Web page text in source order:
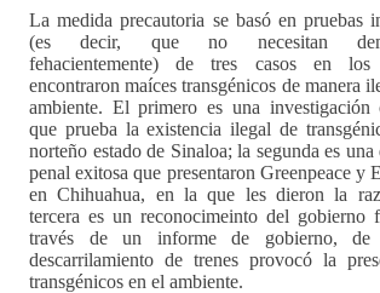
La medida precautoria se basó en pruebas
(es decir, que no necesitan
fehacientemente) de tres casos en
encontraron maíces transgénicos de manera
ambiente. El primero es una investigación
que prueba la existencia ilegal de
norteño estado de Sinaloa; la segunda es una
penal exitosa que presentaron Greenpeace y
en Chihuahua, en la que les dieron la
tercera es un reconocimeinto del gobierno
través de un informe de gobierno,
descarrilamiento de trenes provocó la
transgénicos en el ambiente.